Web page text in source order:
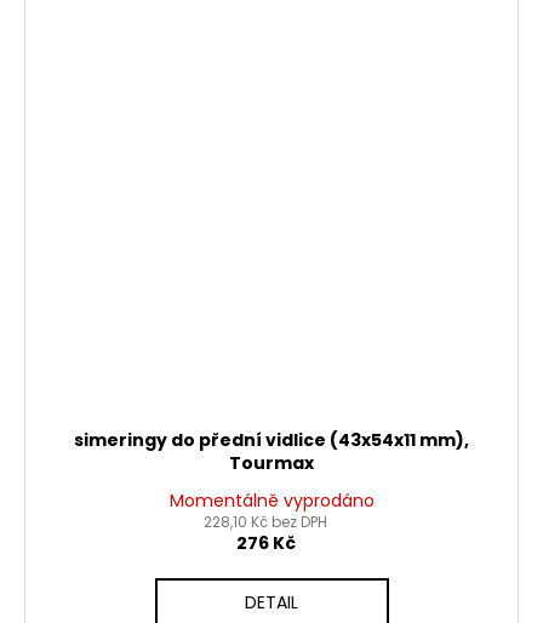
simeringy do přední vidlice (43x54x11 mm),
Tourmax
Momentálně vyprodáno
228,10 Kč bez DPH
276 Kč
DETAIL